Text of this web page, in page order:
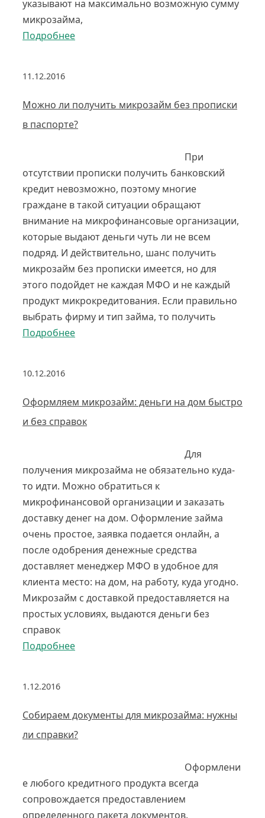
указывают на максимально возможную сумму
микрозайма,
Подробнее
11.12.2016
Можно ли получить микрозайм без прописки
в паспорте?
При
отсутствии прописки получить банковский
кредит невозможно, поэтому многие
граждане в такой ситуации обращают
внимание на микрофинансовые организации,
которые выдают деньги чуть ли не всем
подряд. И действительно, шанс получить
микрозайм без прописки имеется, но для
этого подойдет не каждая МФО и не каждый
продукт микрокредитования. Если правильно
выбрать фирму и тип займа, то получить
Подробнее
10.12.2016
Оформляем микрозайм: деньги на дом быстро
и без справок
Для
получения микрозайма не обязательно куда-
то идти. Можно обратиться к
микрофинансовой организации и заказать
доставку денег на дом. Оформление займа
очень простое, заявка подается онлайн, а
после одобрения денежные средства
доставляет менеджер МФО в удобное для
клиента место: на дом, на работу, куда угодно.
Микрозайм с доставкой предоставляется на
простых условиях, выдаются деньги без
справок
Подробнее
1.12.2016
Собираем документы для микрозайма: нужны
ли справки?
Оформлени
е любого кредитного продукта всегда
сопровождается предоставлением
определенного пакета документов.